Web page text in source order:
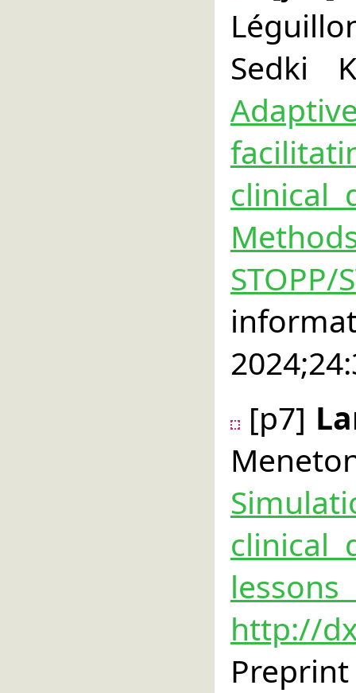
Sedki
clinical
[p7]
clinical
http://
Preprint